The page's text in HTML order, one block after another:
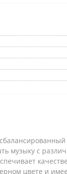
музыку с
цвете и